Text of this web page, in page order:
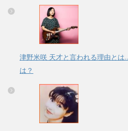
津野米咲 天才と言われる理由と
は？